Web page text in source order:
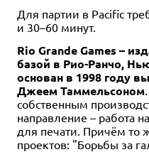
Для партии в Pacific
и 30–60 минут.
Rio Grande Games –
базой в Рио-Ранчо,
основан в 1998 году
Джеем Таммельсоном
собственным
направление – работа
для печати. Причём то
проектов: "Борьбы за